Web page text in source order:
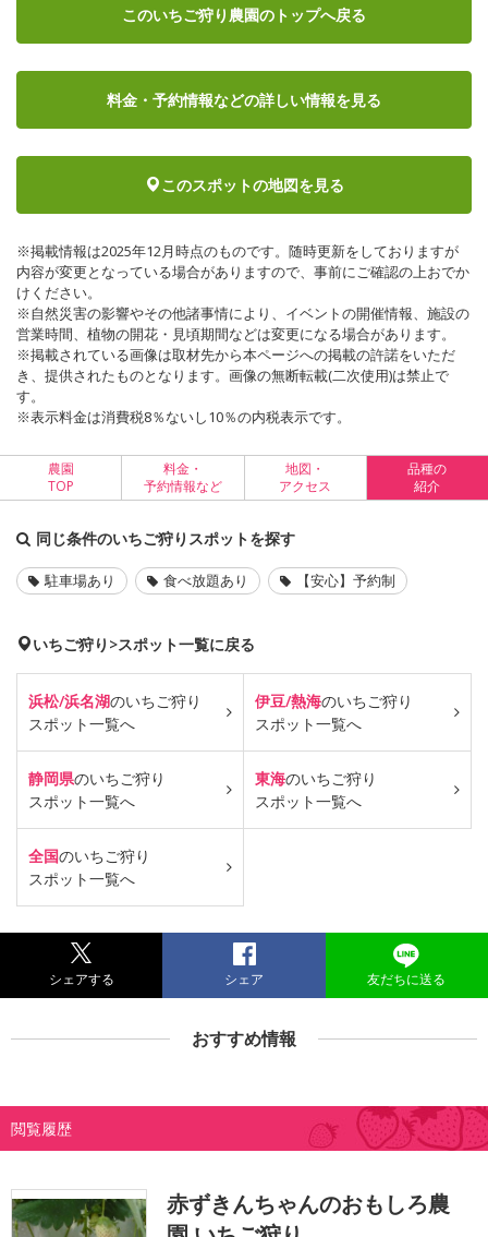
このいちご狩り農園のトップへ戻る
料金・予約情報などの詳しい情報を見る
このスポットの地図を見る
※掲載情報は2025年12月時点のものです。随時更新をしておりますが
内容が変更となっている場合がありますので、事前にご確認の上おでか
けください。
※自然災害の影響やその他諸事情により、イベントの開催情報、施設の
営業時間、植物の開花・見頃期間などは変更になる場合があります。
※掲載されている画像は取材先から本ページへの掲載の許諾をいただ
き、提供されたものとなります。画像の無断転載(二次使用)は禁止で
す。
※表示料金は消費税8％ないし10％の内税表示です。
農園
TOP
料金・
予約情報など
地図・
アクセス
品種の
紹介
同じ条件のいちご狩りスポットを探す
駐車場あり 食べ放題あり 【安心】予約制
いちご狩り>スポット一覧に戻る
浜松/浜名湖のいちご狩り
スポット一覧へ
伊豆/熱海のいちご狩り
スポット一覧へ
静岡県のいちご狩り
スポット一覧へ
東海のいちご狩り
スポット一覧へ
全国のいちご狩り
スポット一覧へ
シェアする シェア 友だちに送る
おすすめ情報
閲覧履歴
赤ずきんちゃんのおもしろ農